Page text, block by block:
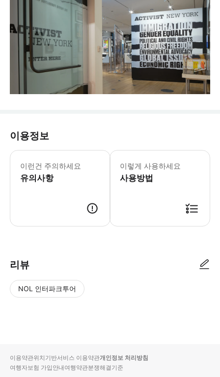
이용정보
이런건 주의하세요
유의사항
박물관 및 박물관 상점 운영 시간 월
* 400년 역사를 지닌 뉴욕의 과거를
이렇게 사용하세요
사용방법
리뷰
NOL 인터파크투어
입니
다.
순
상
이용약관위치기반서비스 이용약관개인정보 처리방침
여행자보험 가입안내여행약관분쟁해결기준